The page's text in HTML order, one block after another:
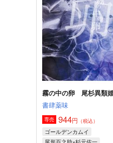
柑橘類
220円（税込）
杉元佐一×尾形百之助
サンプル 作品
霧の中の卵 尾杉異類
書肆薬味
専売 944円 （税込）
ゴールデンカムイ